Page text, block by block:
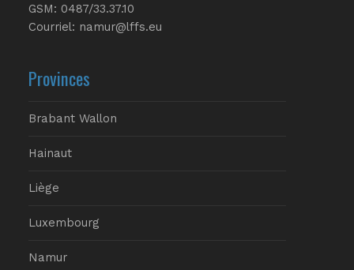
GSM: 0487/33.37.10
Courriel: namur@lffs.eu
Provinces
Brabant Wallon
Hainaut
Liège
Luxembourg
Namur